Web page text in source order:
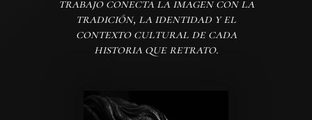
trabajo conecta la imagen con la
tradición, la identidad y el
contexto cultural de cada
historia que retrato.